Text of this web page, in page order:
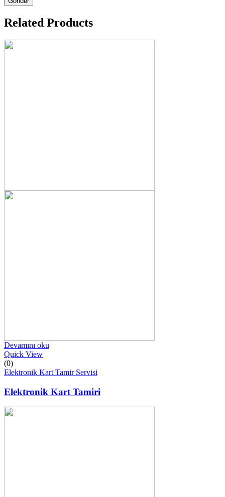
Related Products
Devamını oku
Quick View
(0)
Elektronik Kart Tamir Servisi
Elektronik Kart Tamiri